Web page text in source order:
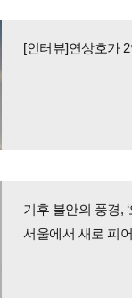
[인터뷰]연상호가
기후 불안의 풍경,
서울에서 새로 피